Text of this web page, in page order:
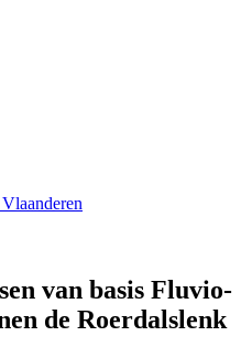
van basis Fluvio-
de Roerdalslenk